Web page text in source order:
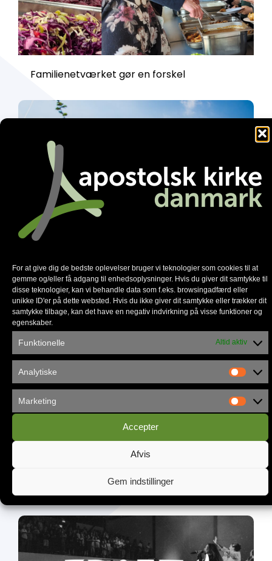
For at give dig de bedste oplevelser bruger vi teknologier som cookies til at
gemme og/eller få adgang til enhedsoplysninger. Hvis du giver dit samtykke til
disse teknologier, kan vi behandle data som f.eks. browsingadfærd eller
unikke ID'er på dette websted. Hvis du ikke giver dit samtykke eller trækker dit
samtykke tilbage, kan det have en negativ indvirkning på visse funktioner og
egenskaber.
Funktionelle Altid aktiv
Analytiske
Marketing
Accepter
Afvis
Gem indstillinger
Familienetværket gør en forskel
Københavns Frikirke flytter ind i
Vandværket
Gør Sommercamp til en endnu bedre